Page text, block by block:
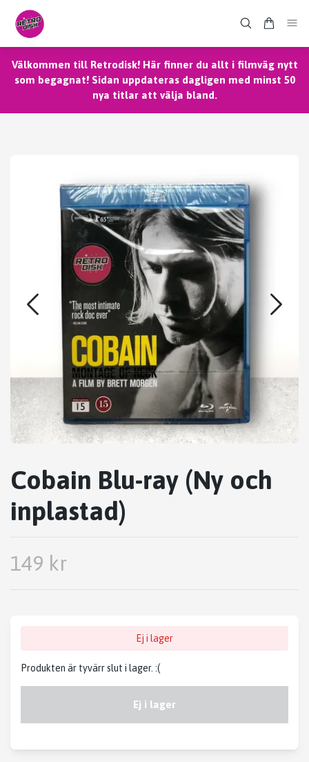
Välkommen till Retrodisk! Här finner du allt i filmväg nytt
som begagnat! Sidan uppdateras dagligen med minst 50
nya titlar att välja bland.
Cobain Blu-ray (Ny och
inplastad)
149 kr
Ej i lager
Produkten är tyvärr slut i lager. :(
Ej i lager